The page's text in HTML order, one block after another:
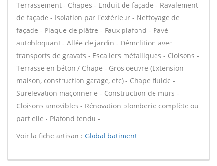
Terrassement - Chapes - Enduit de façade - Ravalement
de façade - Isolation par l'extérieur - Nettoyage de
façade - Plaque de plâtre - Faux plafond - Pavé
autobloquant - Allée de jardin - Démolition avec
transports de gravats - Escaliers métalliques - Cloisons -
Terrasse en béton / Chape - Gros oeuvre (Extension
maison, construction garage, etc) - Chape fluide -
Surélévation maçonnerie - Construction de murs -
Cloisons amovibles - Rénovation plomberie complète ou
partielle - Plafond tendu -
Voir la fiche artisan : Global batiment